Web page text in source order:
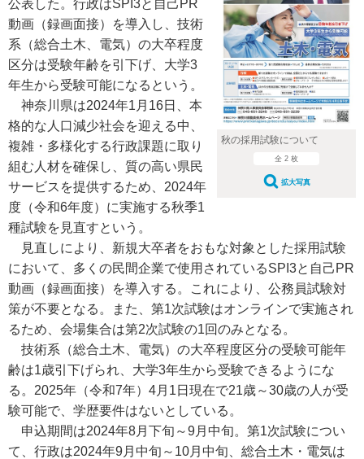
秋の採用試験について
全 2 枚
拡大写真
公表した。行政はSPI3と自己PR
動画（録画面接）を導入し、技術
系（総合土木、電気）の大卒程度
区分は受験年齢を引下げ、大学3
年生から受験可能になるという。
神奈川県は2024年1月16日、本
格的な人口減少社会を迎える中、
複雑・多様化する行政課題に取り
組む人材を確保し、質の高い県民
サービスを提供するため、2024年
度（令和6年度）に実施する秋季1
種試験を見直すという。
見直しにより、新規大卒者をおもな対象とした採用試験
において、多くの民間企業で使用されているSPI3と自己PR
動画（録画面接）を導入する。これにより、公務員試験対
策が不要となる。また、第1次試験はオンラインで実施され
るため、会場集合は第2次試験の1回のみとなる。
技術系（総合土木、電気）の大卒程度区分の受験可能年
齢は1歳引下げられ、大学3年生から受験できるようにな
る。2025年（令和7年）4月1日現在で21歳～30歳の人が受
験可能で、学歴要件はないとしている。
申込期間は2024年8月下旬～9月中旬。第1次試験につい
て、行政は2024年9月中旬～10月中旬、総合土木・電気は